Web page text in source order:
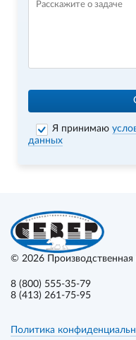
Я принимаю
данных
© 2026
8 (800) 555-35-79
8 (413) 261-75-95
Политика